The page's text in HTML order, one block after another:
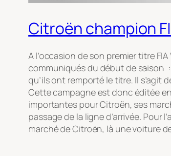
Citroën champion
A l’occasion de son premier titre
communiqués du début de saison
qu’ils ont remporté le titre. Il s’agit
Cette campagne est donc éditée
importantes pour Citroën, ses
passage de la ligne d’arrivée. Pour
marché de Citroën, là une voiture